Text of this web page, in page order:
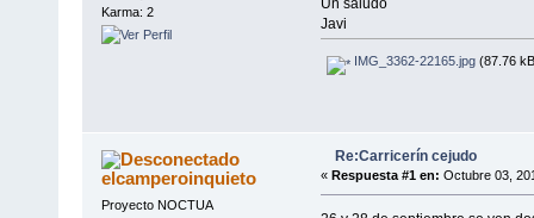
Karma: 2
Un saludo
Javi
IMG_3362-22165.jpg(87.76
elcamperoinquieto
Proyecto NOCTUA
Re:Carricerín cejudo
« Respuesta #1 en: Octubre 03,